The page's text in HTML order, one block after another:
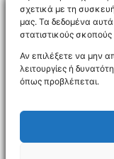
σχετικά με τη
μας. Τα δεδομένα αυτά
στατιστικούς
Αν επιλέξετε να μην
λειτουργίες ή
όπως προβλέπεται.